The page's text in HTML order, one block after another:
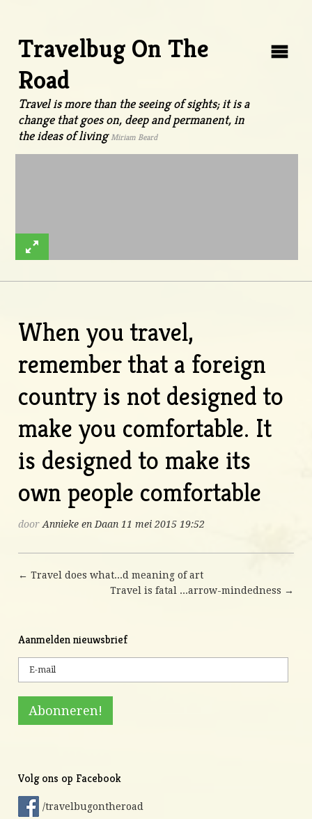
Travelbug On The
Road
Travel is more than the seeing of sights; it is a
change that goes on, deep and permanent, in
the ideas of living Miriam Beard
When you travel,
remember that a foreign
country is not designed to
make you comfortable. It
is designed to make its
own people comfortable
doorAnnieke en Daan 11 mei 2015 19:52
← Travel does what...d meaning of art
Travel is fatal ...arrow-mindedness →
Aanmelden nieuwsbrief
Volg ons op Facebook
/travelbugontheroad